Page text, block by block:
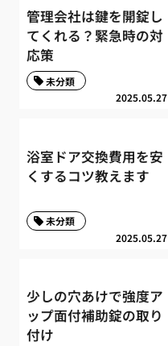
管理会社は鍵を開錠し
てくれる？緊急時の対
応策
2025.05.27
未分類
浴室ドア交換費用を安
くするコツ教えます
2025.05.27
未分類
少しの穴あけで強度ア
ップ面付補助錠の取り
付け